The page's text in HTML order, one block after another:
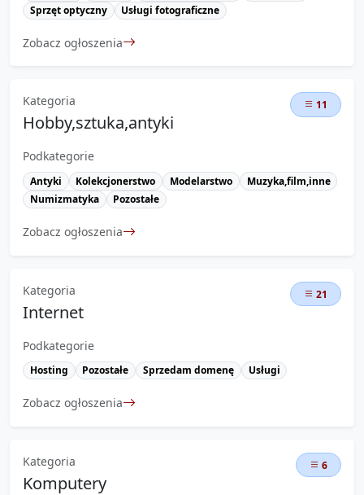
Sprzęt optyczny
Usługi fotograficzne
Zobacz ogłoszenia
Kategoria
Hobby,sztuka,antyki
11
Podkategorie
Antyki Kolekcjonerstwo Modelarstwo
Muzyka,film,inne
Numizmatyka
Pozostałe
Zobacz ogłoszenia
Kategoria
Internet
21
Podkategorie
Hosting Pozostałe Sprzedam domenę Usługi
Zobacz ogłoszenia
Kategoria
Komputery
6